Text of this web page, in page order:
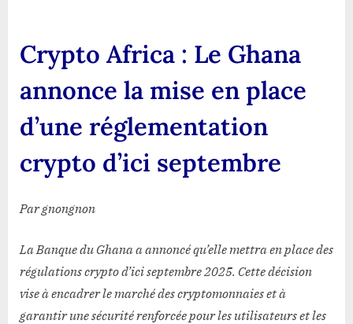
Ghana
la
en
d’une
Crypto Africa : Le Ghana
annonce la mise en place
d’une réglementation
crypto d’ici septembre
Par gnongnon
La Banque du Ghana a annoncé qu’elle mettra en place des
régulations crypto d’ici septembre 2025. Cette décision
vise à encadrer le marché des cryptomonnaies et à
garantir une sécurité renforcée pour les utilisateurs et les